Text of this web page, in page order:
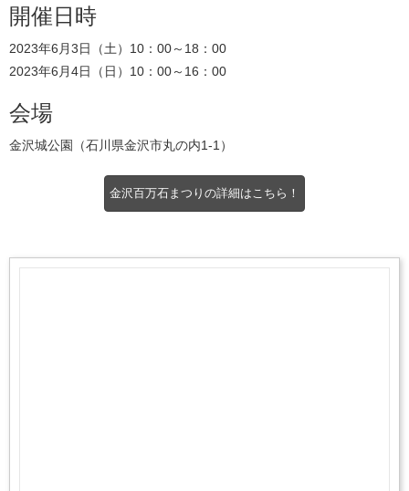
開催日時
2023年6月3日（土）10：00～18：00
2023年6月4日（日）10：00～16：00
会場
金沢城公園（石川県金沢市丸の内1-1）
金沢百万石まつりの詳細はこちら！